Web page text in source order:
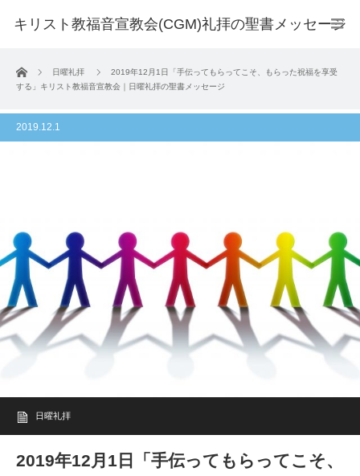
キリスト教福音宣教会(CGM)礼拝の聖書メッセージ
ホーム 日曜礼拝
2019年12月1日「手伝ってもらってこそ、もらった祝福を享受
する」キリスト教福音宣教会｜日曜礼拝の聖書メッセージ
2019.12.1
日曜礼拝
2019年12月1日「手伝ってもらってこそ、